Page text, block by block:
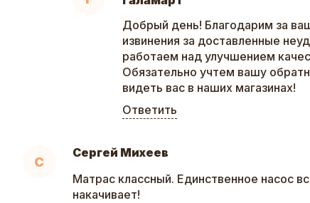
Добрый день! Благодарим за
извинения за доставленные
работаем над улучшением
Обязательно учтем вашу
видеть вас в наших магазинах!
Ответить
С
Сергей Михеев
Матрас классный. Единственное насос
накачивает!